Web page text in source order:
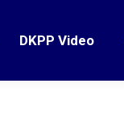
DKPP Video